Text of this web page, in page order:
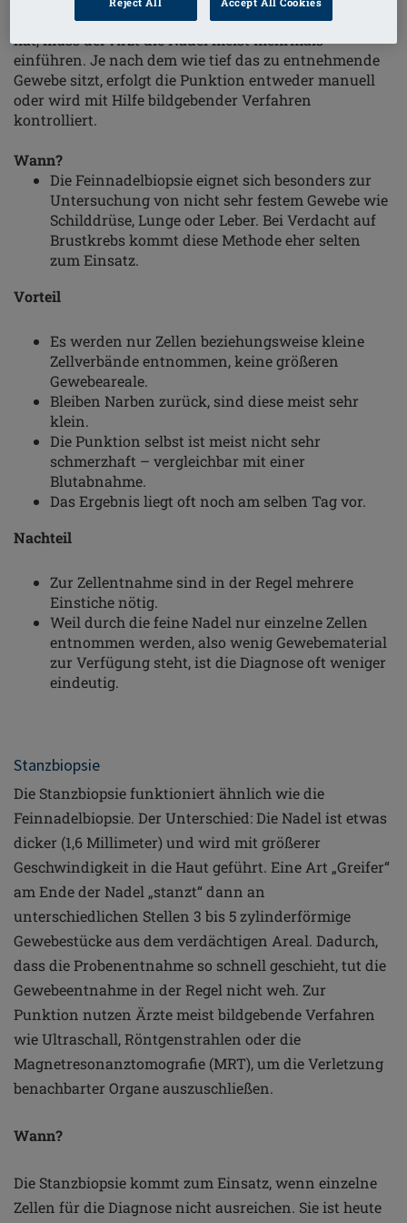
Damit der Arzt am Ende genug Zellen für die Diagnose
hat, muss der Arzt die Nadel meist mehrmals
einführen. Je nach dem wie tief das zu entnehmende
Gewebe sitzt, erfolgt die Punktion entweder manuell
oder wird mit Hilfe bildgebender Verfahren
kontrolliert.
Wann?
Die Feinnadelbiopsie eignet sich besonders zur
Untersuchung von nicht sehr festem Gewebe wie
Schilddrüse, Lunge oder Leber. Bei Verdacht auf
Brustkrebs kommt diese Methode eher selten
zum Einsatz.
Vorteil
Es werden nur Zellen beziehungsweise kleine
Zellverbände entnommen, keine größeren
Gewebeareale.
Bleiben Narben zurück, sind diese meist sehr
klein.
Die Punktion selbst ist meist nicht sehr
schmerzhaft – vergleichbar mit einer
Blutabnahme.
Das Ergebnis liegt oft noch am selben Tag vor.
Nachteil
Zur Zellentnahme sind in der Regel mehrere
Einstiche nötig.
Weil durch die feine Nadel nur einzelne Zellen
entnommen werden, also wenig Gewebematerial
zur Verfügung steht, ist die Diagnose oft weniger
eindeutig.
Stanzbiopsie
Die Stanzbiopsie funktioniert ähnlich wie die
Feinnadelbiopsie. Der Unterschied: Die Nadel ist etwas
dicker (1,6 Millimeter) und wird mit größerer
Geschwindigkeit in die Haut geführt. Eine Art „Greifer“
am Ende der Nadel „stanzt“ dann an
unterschiedlichen Stellen 3 bis 5 zylinderförmige
Gewebestücke aus dem verdächtigen Areal. Dadurch,
dass die Probenentnahme so schnell geschieht, tut die
Gewebeentnahme in der Regel nicht weh. Zur
Punktion nutzen Ärzte meist bildgebende Verfahren
wie Ultraschall, Röntgenstrahlen oder die
Magnetresonanztomografie (MRT), um die Verletzung
benachbarter Organe auszuschließen.
Wann?
Die Stanzbiopsie kommt zum Einsatz, wenn einzelne
Zellen für die Diagnose nicht ausreichen. Sie ist heute